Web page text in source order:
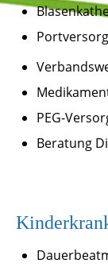
PEG-
Beratung